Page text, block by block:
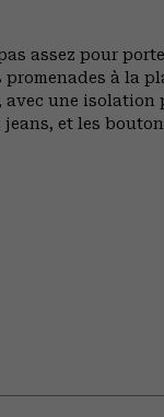
assez pour
à la
une
jeans, et les